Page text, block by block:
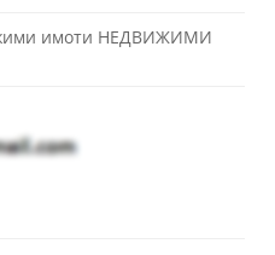
имоти НЕДВИЖИМИ